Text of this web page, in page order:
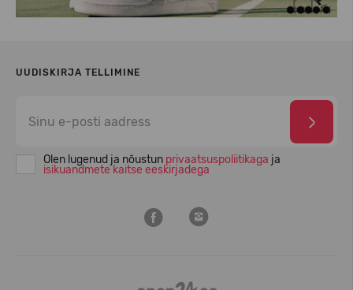
UUDISKIRJA TELLIMINE
Olen lugenud ja nõustun privaatsuspoliitikaga ja
isikuandmete kaitse eeskirjadega